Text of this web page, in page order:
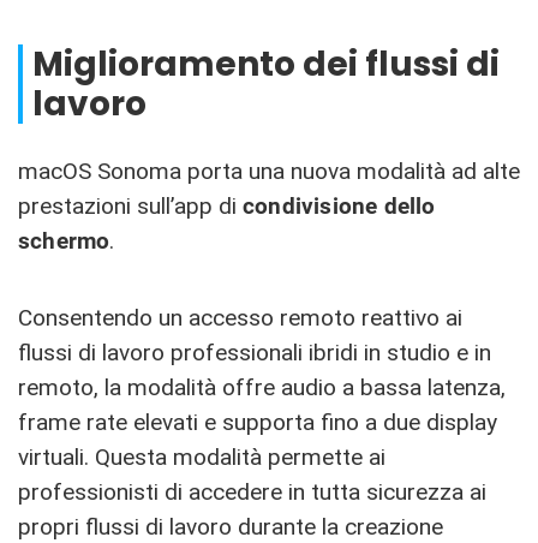
Miglioramento dei flussi di
lavoro
macOS Sonoma porta una nuova modalità ad alte
prestazioni sull’app di condivisione dello
schermo.
Consentendo un accesso remoto reattivo ai
flussi di lavoro professionali ibridi in studio e in
remoto, la modalità offre audio a bassa latenza,
frame rate elevati e supporta fino a due display
virtuali. Questa modalità permette ai
professionisti di accedere in tutta sicurezza ai
propri flussi di lavoro durante la creazione